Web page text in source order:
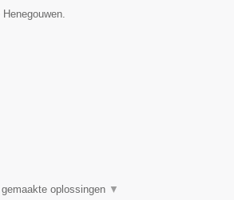
oplossingen ▼